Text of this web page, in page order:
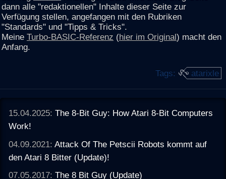
dann alle "redaktionellen" Inhalte dieser Seite zur
Verfügung stellen, angefangen mit den Rubriken
"Standards" und "Tipps & Tricks".
Meine Turbo-BASIC-Referenz (hier im Original) macht den
Anfang.
Tags: atarixle
15.04.2025:The 8-Bit Guy: How Atari 8-Bit Computers
Work!
04.09.2021:Attack Of The Petscii Robots kommt auf
den Atari 8 Bitter (Update)!
07.05.2017:The 8 Bit Guy (Update)